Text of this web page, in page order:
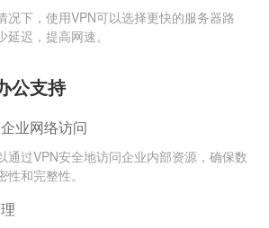
况下，使用VPN可以选择更快的服务器路
延迟，提高网速。
公支持
业网络访问
通过VPN安全地访问企业内部资源，确保数
性和完整性。